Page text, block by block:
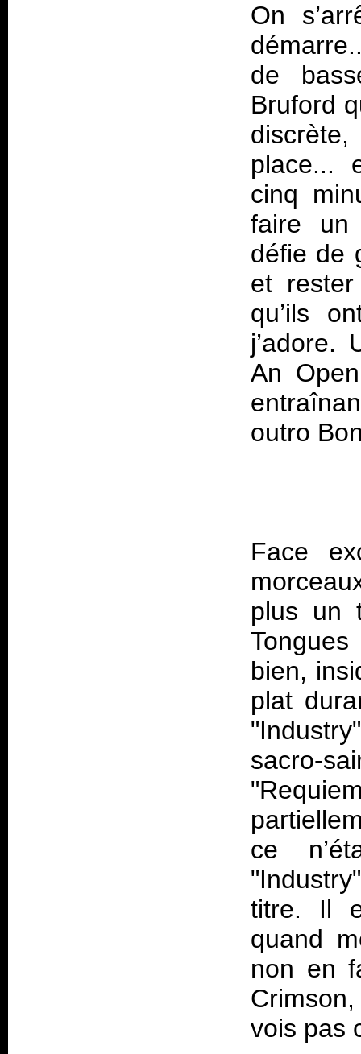
On
de
Bruford
place...
cinq
faire un
défie de
et
qu’ils
j’adore.
An
Face
plus un
bien,
plat
sacro-
ce
titre. Il
quand
non en